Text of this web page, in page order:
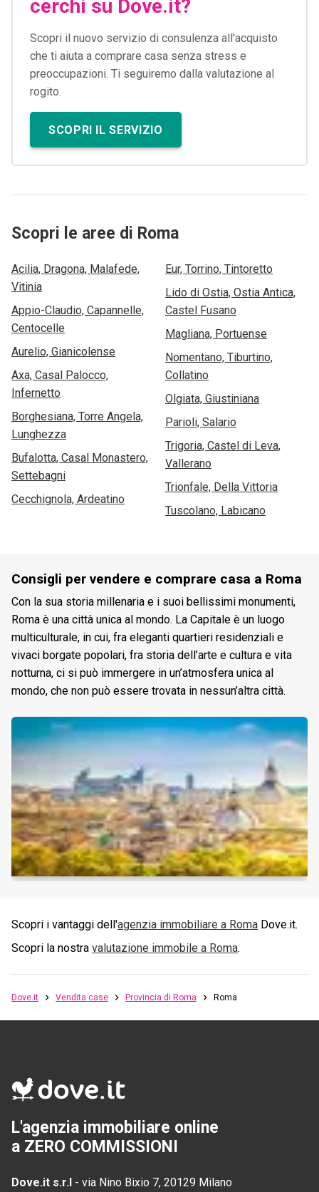
cerchi su Dove.it?
Scopri il nuovo servizio di consulenza all'acquisto
che ti aiuta a comprare casa senza stress e
preoccupazioni. Ti seguiremo dalla valutazione al
rogito.
SCOPRI IL SERVIZIO
Scopri le aree di Roma
Acilia, Dragona, Malafede,
Vitinia
Appio-Claudio, Capannelle,
Centocelle
Aurelio, Gianicolense
Axa, Casal Palocco,
Infernetto
Borghesiana, Torre Angela,
Lunghezza
Bufalotta, Casal Monastero,
Settebagni
Cecchignola, Ardeatino
Eur, Torrino, Tintoretto
Lido di Ostia, Ostia Antica,
Castel Fusano
Magliana, Portuense
Nomentano, Tiburtino,
Collatino
Olgiata, Giustiniana
Parioli, Salario
Trigoria, Castel di Leva,
Vallerano
Trionfale, Della Vittoria
Tuscolano, Labicano
Consigli per vendere e comprare casa a Roma
Con la sua storia millenaria e i suoi bellissimi monumenti,
Roma è una città unica al mondo. La Capitale è un luogo
multiculturale, in cui, fra eleganti quartieri residenziali e
vivaci borgate popolari, fra storia dell’arte e cultura e vita
notturna, ci si può immergere in un’atmosfera unica al
mondo, che non può essere trovata in nessun’altra città.
Scopri i vantaggi dell'agenzia immobiliare a Roma Dove.it.
Scopri la nostra valutazione immobile a Roma.
Dove.it Vendita case Provincia di Roma Roma
L'agenzia immobiliare online
a ZERO COMMISSIONI
Dove.it s.r.l - via Nino Bixio 7, 20129 Milano